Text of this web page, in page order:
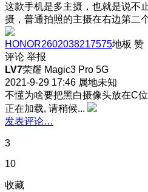
这款手机是多主摄，也就是说不
摄，普通拍照的主摄在右边第二
HONOR2602038217575地板 赞
评论 举报
LV7荣耀 Magic3 Pro 5G
2021-9-29 17:46 属地未知
不懂为啥要把黑白摄像头放在C位
正在加载, 请稍候...
发表评论…
3
10
收藏